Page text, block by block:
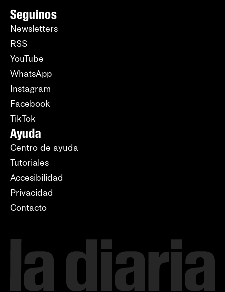
Seguinos
Newsletters
RSS
YouTube
WhatsApp
Instagram
Facebook
TikTok
Ayuda
Centro de ayuda
Tutoriales
Accesibilidad
Privacidad
Contacto